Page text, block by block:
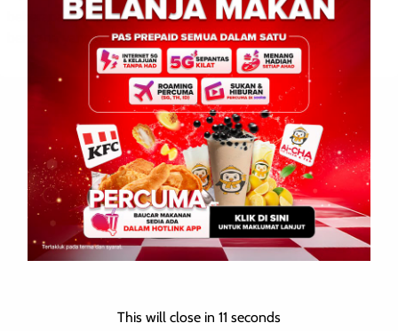
beberapa kawasan di Kota Marudu diisytiharkan sebagai
bencana yang berkuat kuasa pada jam 6 pagi tadi […]
Leave a Reply
Your email address will not be published. Required fields are
marked*
Comment *
This will close in 10 seconds